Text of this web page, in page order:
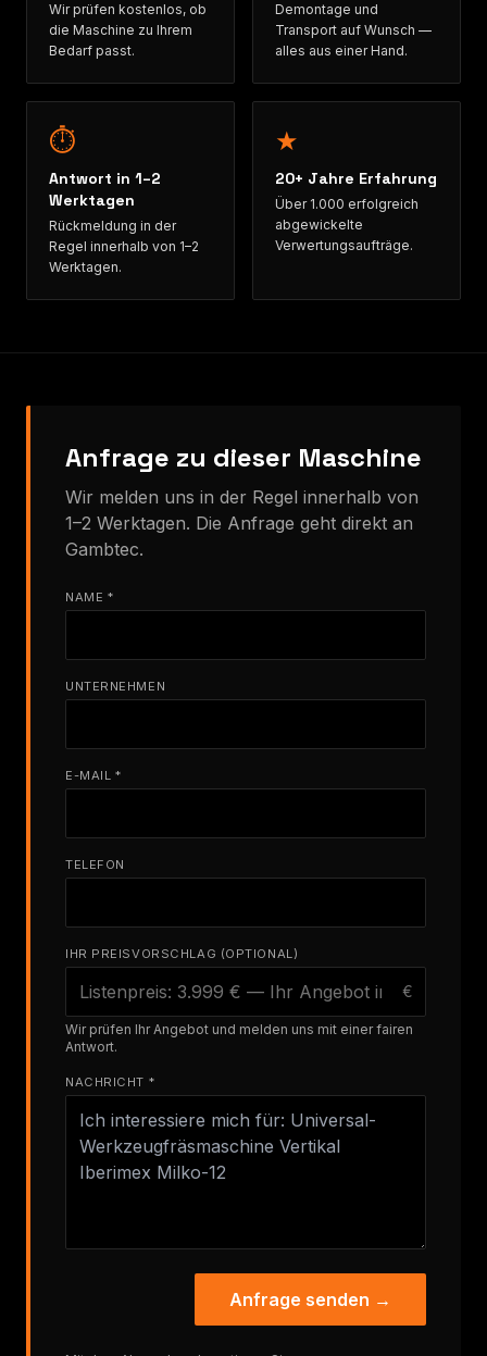
Wir prüfen kostenlos, ob
die Maschine zu Ihrem
Bedarf passt.
Demontage und
Transport auf Wunsch —
alles aus einer Hand.
⏱
Antwort in 1–2
Werktagen
Rückmeldung in der
Regel innerhalb von 1–2
Werktagen.
★
20+ Jahre Erfahrung
Über 1.000 erfolgreich
abgewickelte
Verwertungsaufträge.
Anfrage zu dieser Maschine
Wir melden uns in der Regel innerhalb von
1–2 Werktagen. Die Anfrage geht direkt an
Gambtec.
NAME *
UNTERNEHMEN
E-MAIL *
TELEFON
IHR PREISVORSCHLAG (OPTIONAL)
€
Wir prüfen Ihr Angebot und melden uns mit einer fairen
Antwort.
NACHRICHT *
Anfrage senden →